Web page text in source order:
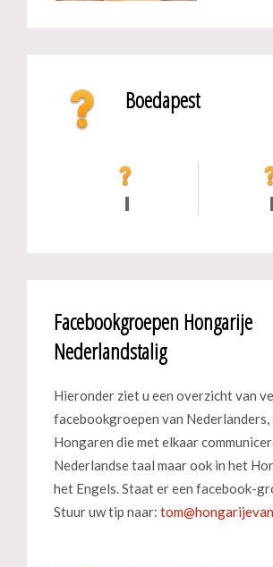
Boedapest
Facebookgroepen Hongarije
Nederlandstalig
Hieronder ziet u een overzicht van
facebookgroepen van Nederlanders,
Hongaren die met elkaar
Nederlandse taal maar ook in het
het Engels. Staat er een facebook-
Stuur uw tip naar: